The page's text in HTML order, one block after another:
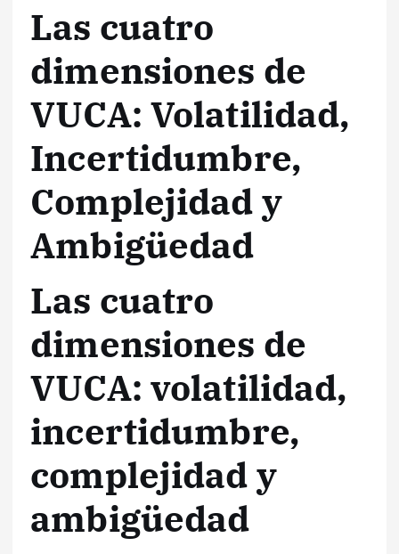
Las cuatro
dimensiones de
VUCA: Volatilidad,
Incertidumbre,
Complejidad y
Ambigüedad
Las cuatro
dimensiones de
VUCA: volatilidad,
incertidumbre,
complejidad y
ambigüedad